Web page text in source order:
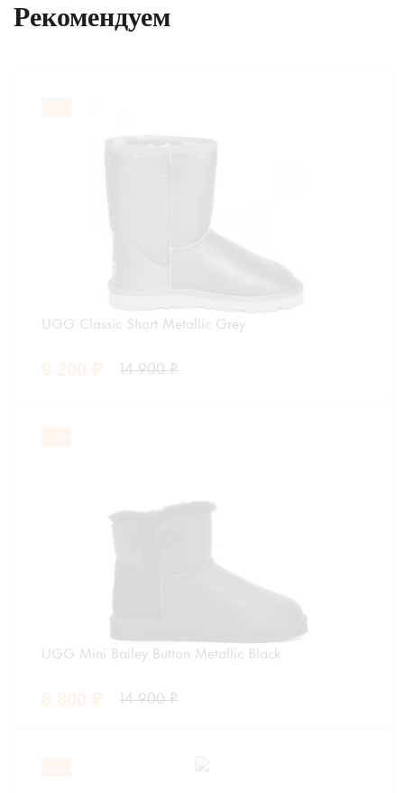
Рекомендуем
UGG Classic Short Metallic Grey
9 200 ₽ 14 900₽
UGG Mini Bailey Button Metallic Black
8 800 ₽ 14 900₽